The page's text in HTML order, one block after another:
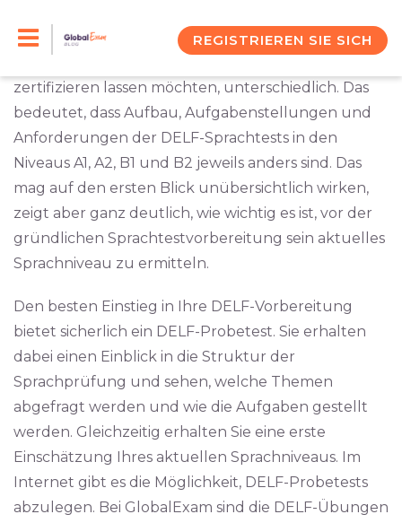
REGISTRIEREN SIE SICH
Testvorgaben nicht so einfach beantworten. Diese
zertifizieren lassen möchten, unterschiedlich. Das
bedeutet, dass Aufbau, Aufgabenstellungen und
Anforderungen der DELF-Sprachtests in den
Niveaus A1, A2, B1 und B2 jeweils anders sind. Das
mag auf den ersten Blick unübersichtlich wirken,
zeigt aber ganz deutlich, wie wichtig es ist, vor der
gründlichen Sprachtestvorbereitung sein aktuelles
Sprachniveau zu ermitteln.
Den besten Einstieg in Ihre DELF-Vorbereitung
bietet sicherlich ein DELF-Probetest. Sie erhalten
dabei einen Einblick in die Struktur der
Sprachprüfung und sehen, welche Themen
abgefragt werden und wie die Aufgaben gestellt
werden. Gleichzeitig erhalten Sie eine erste
Einschätzung Ihres aktuellen Sprachniveaus. Im
Internet gibt es die Möglichkeit, DELF-Probetests
abzulegen. Bei GlobalExam sind die DELF-Übungen